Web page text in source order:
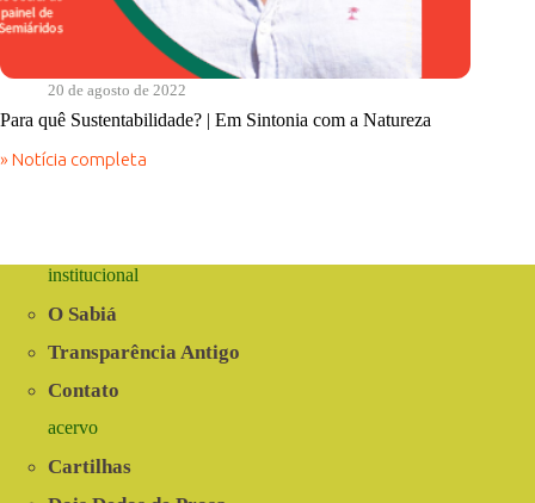
20 de agosto de 2022
Para quê Sustentabilidade? | Em Sintonia com a Natureza
» Notícia completa
Para
Sintoniainstitucional
O Sabiá
Transparência Antigo
Contato
acervo
Cartilhas